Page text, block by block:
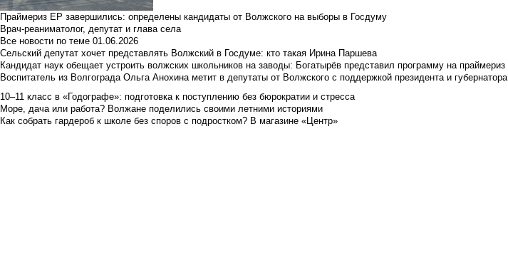
Праймериз ЕР завершились: определены кандидаты от Волжского на выборы в Госдуму
Врач-реаниматолог, депутат и глава села
Все новости по теме 01.06.2026
Сельский депутат хочет представлять Волжский в Госдуме: кто такая Ирина Паршева
Кандидат наук обещает устроить волжских школьников на заводы: Богатырёв представил программу на праймериз
Воспитатель из Волгограда Ольга Анохина метит в депутаты от Волжского с поддержкой президента и губернатора
10–11 класс в «Годографе»: подготовка к поступлению без бюрократии и стресса
Море, дача или работа? Волжане поделились своими летними историями
Как собрать гардероб к школе без споров с подростком? В магазине «Центр»